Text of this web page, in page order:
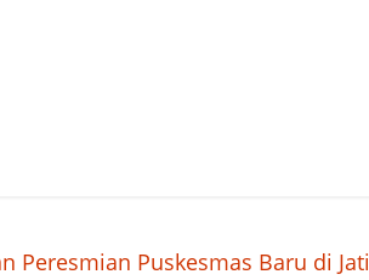
Peresmian Puskesmas Baru di